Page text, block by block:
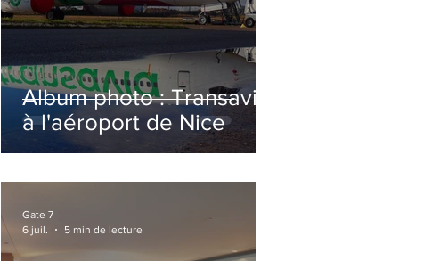
Album photo : Transavia
à l'aéroport de Nice
Gate 7
6 juil.
5 min de lecture